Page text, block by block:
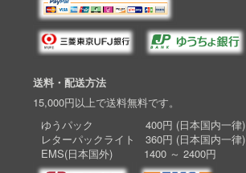
送料・配送方法
15,000円以上で送料無料です。
ゆうパック 400円 (日本国内一律)
レターパックライト 360円 (日本国内一律)
EMS(日本国外) 1400 ～ 2400円